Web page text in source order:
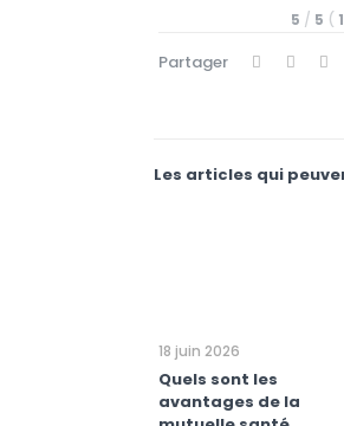
5 / 5 ( 1
Partager
Les articles qui
18 juin 2026
Quels sont les
avantages de la